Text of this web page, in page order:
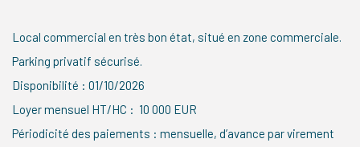
Local commercial en très bon état, situé en zone commerciale.
Parking privatif sécurisé.
Disponibilité : 01/10/2026
Loyer mensuel HT/HC : 10 000 EUR
Périodicité des paiements : mensuelle, d’avance par virement